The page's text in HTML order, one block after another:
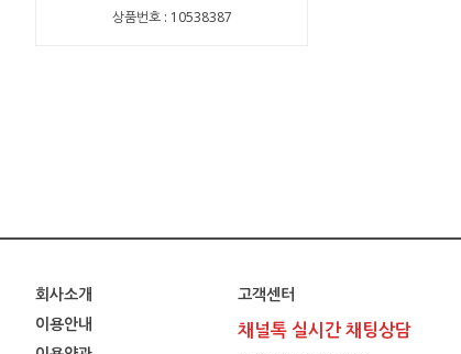
상품번호 : 10538387
회사소개
이용안내
고객센터
채널톡 실시간 채팅상담